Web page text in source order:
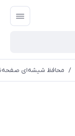
/ محافظ شیشه‌ای صفحه‌‌‌‌‎نمایش گوشی Moto G9 Play موتورولا